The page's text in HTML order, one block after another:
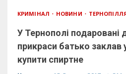
КРИМІНАЛ НОВИНИ
У Тернополі подаровані
прикраси батько
купити спиртне